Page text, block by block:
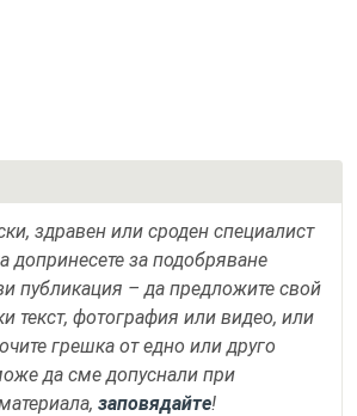
здравен или сроден специалист
допринесете за подобряване
публикация – да предложите свой
текст, фотография или видео, или
грешка от едно или друго
да сме допуснали при
заповядайте!